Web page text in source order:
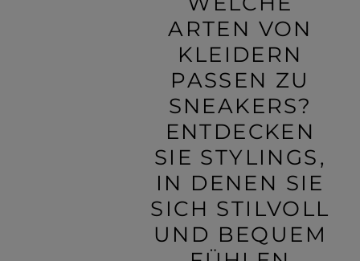
ARTEN VON
KLEIDERN
PASSEN ZU
SNEAKERS?
ENTDECKEN
SIE STYLINGS,
IN DENEN SIE
SICH STILVOLL
UND BEQUEM